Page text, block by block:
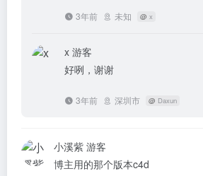
3年前 未知 @ x
x 游客
好咧，谢谢
3年前 深圳市 @ Daxun
小溪紫 游客
博主用的那个版本c4d